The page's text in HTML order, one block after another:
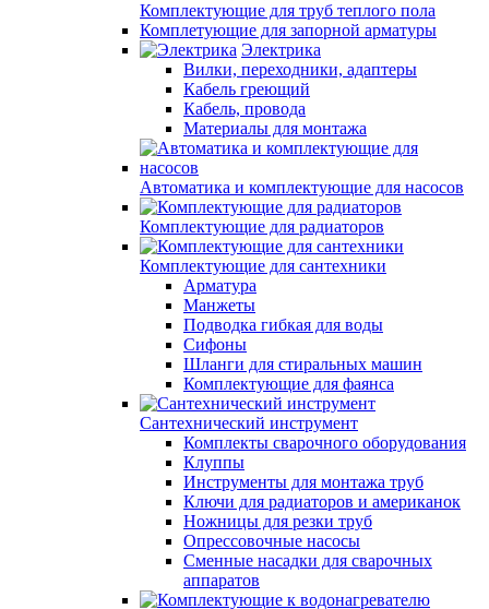
Комплектующие для труб теплого пола
Комплетующие для запорной арматуры
Электрика
Вилки, переходники, адаптеры
Кабель греющий
Кабель, провода
Материалы для монтажа
Автоматика и комплектующие для насосов
Комплектующие для радиаторов
Комплектующие для сантехники
Арматура
Манжеты
Подводка гибкая для воды
Сифоны
Шланги для стиральных машин
Комплектующие для фаянса
Сантехнический инструмент
Комплекты сварочного оборудования
Клуппы
Инструменты для монтажа труб
Ключи для радиаторов и американок
Ножницы для резки труб
Опрессовочные насосы
Сменные насадки для сварочных
аппаратов